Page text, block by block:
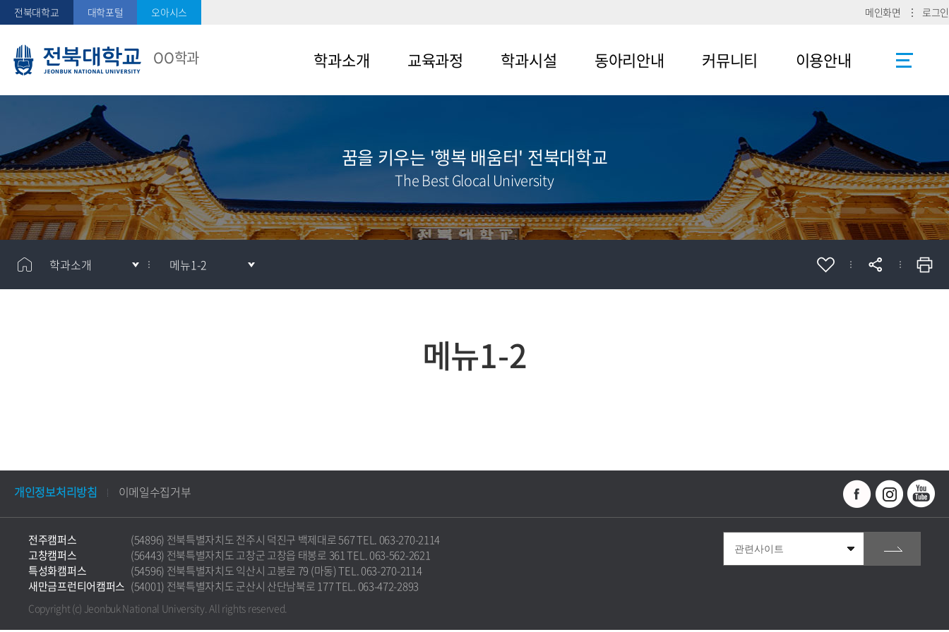
전북대학교 대학포털 오아시스 메인화면 로그인
OO학과 학과소개 교육과정
메뉴2-2
학과시설
메뉴3-2
동아리안내
메뉴4-2
커뮤니티 이용안내
사이트맵
로그인
꿈을 키우는 '행복 배움터' 전북대학교
The Best Glocal University
학과소개 메뉴1-2
메뉴1-2
개인정보처리방침 이메일수집거부
전주캠퍼스
(54896) 전북특별자치도 전주시 덕진구 백제대로 567 TEL. 063-270-2114
고창캠퍼스
(56443) 전북특별자치도 고창군 고창읍 태봉로 361 TEL. 063-562-2621
특성화캠퍼스
(54596) 전북특별자치도 익산시 고봉로 79 (마동) TEL. 063-270-2114
새만금프런티어캠퍼스 (54001) 전북특별자치도 군산시 산단남북로 177 TEL. 063-472-2893
Copyright (c) Jeonbuk National University.All rights reserved.